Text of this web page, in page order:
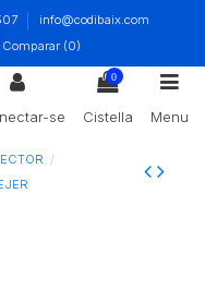
info@codibaix.com
Comparar (0)
se
0
Cistella Menu